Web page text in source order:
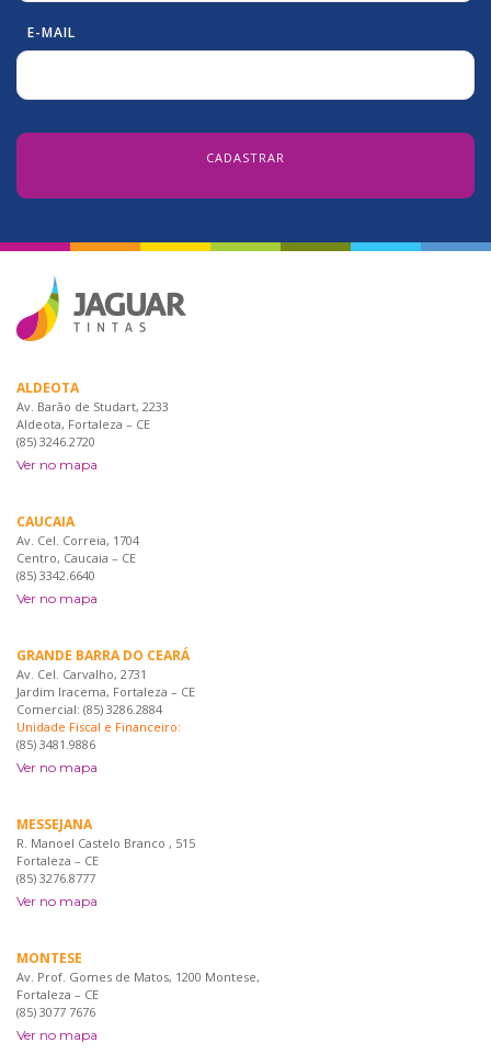
E-MAIL
ALDEOTA
Av. Barão de Studart, 2233
Aldeota, Fortaleza – CE
(85) 3246.2720
Ver no mapa
CAUCAIA
Av. Cel. Correia, 1704
Centro, Caucaia – CE
(85) 3342.6640
Ver no mapa
GRANDE BARRA DO CEARÁ
Av. Cel. Carvalho, 2731
Jardim Iracema, Fortaleza – CE
Comercial: (85) 3286.2884
Unidade Fiscal e Financeiro:
(85) 3481.9886
Ver no mapa
MESSEJANA
R. Manoel Castelo Branco , 515
Fortaleza – CE
(85) 3276.8777
Ver no mapa
MONTESE
Av. Prof. Gomes de Matos, 1200 Montese,
Fortaleza – CE
(85) 3077 7676
Ver no mapa